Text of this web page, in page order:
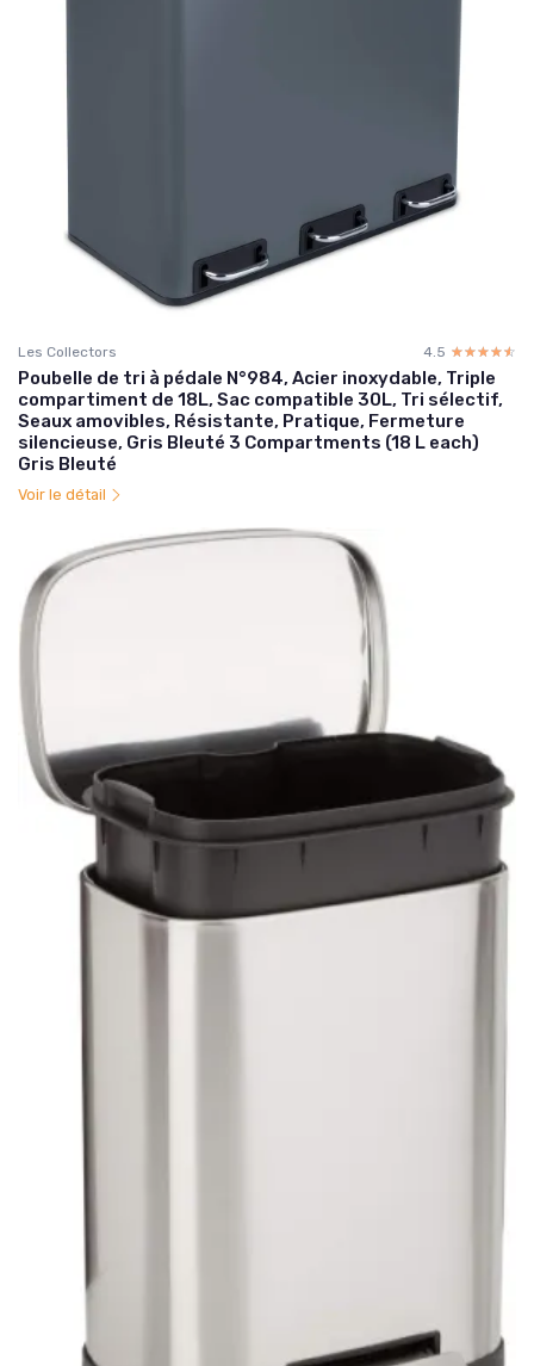
Les Collectors 4.5 ☆☆☆☆☆
★★★★★
Poubelle de tri à pédale N°984, Acier inoxydable, Triple
compartiment de 18L, Sac compatible 30L, Tri sélectif,
Seaux amovibles, Résistante, Pratique, Fermeture
silencieuse, Gris Bleuté 3 Compartments (18 L each)
Gris Bleuté
Voir le détail